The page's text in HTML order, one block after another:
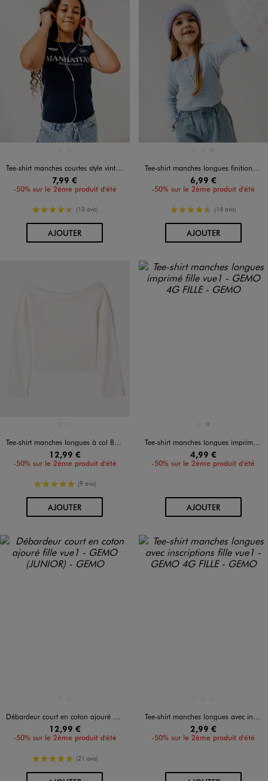
Tee-shirt manches courtes style vintage fille
7,99 €
-50% sur le 2ème produit d'été
4.5/5 de moyenne
(13 avis)
AJOUTERAU PANIER
Tee-shirt manches longues finitions froncées fille
6,99 €
-50% sur le 2ème produit d'été
4.5/5 de moyenne
(14 avis)
AJOUTERAU PANIER
Tee-shirt manches longues à col Bardot fille
12,99 €
-50% sur le 2ème produit d'été
5/5 de moyenne
(9 avis)
AJOUTERAU PANIER
Disponible en 2 coloris
BLEU MARINE
ROSE
Tee-shirt manches longues imprimé fille
4,99 €
-50% sur le 2ème produit d'été
AJOUTERAU PANIER
Débardeur court en coton ajouré fille
12,99 €
-50% sur le 2ème produit d'été
5/5 de moyenne
(21 avis)
Tee-shirt manches longues avec inscriptions fille
2,99 €
-50% sur le 2ème produit d'été